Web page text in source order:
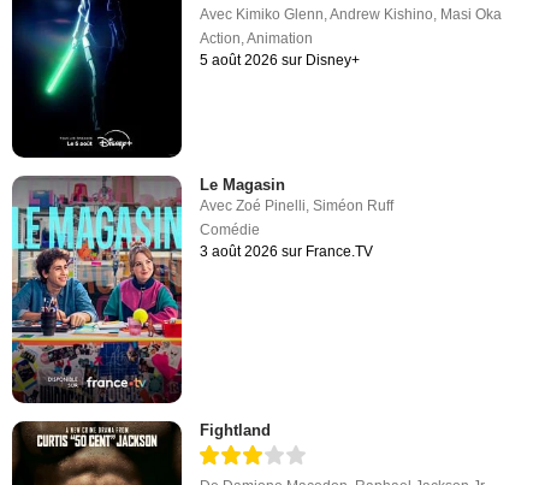
Avec Kimiko Glenn,Andrew Kishino, Masi Oka
Action,Animation
5 août 2026 sur Disney+
Le Magasin
AvecZoé Pinelli,Siméon Ruff
Comédie
3 août 2026 sur France.TV
Fightland